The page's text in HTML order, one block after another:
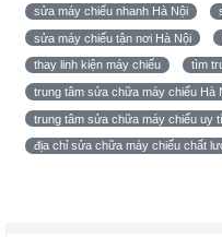
sửa máy chiếu nhanh Hà Nội
sửa máy chiếu tận nơi Hà Nội
thay linh kiện máy chiếu tìm
trung tâm sửa chữa máy chiếu Hà
trung tâm sửa chữa máy chiếu uy
địa chỉ sửa chữa máy chiếu chất